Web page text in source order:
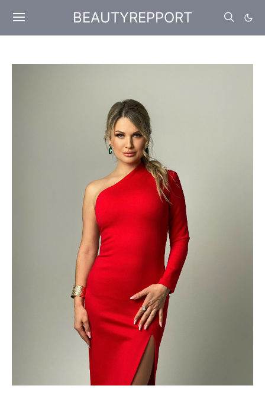
BEAUTYREPPORT